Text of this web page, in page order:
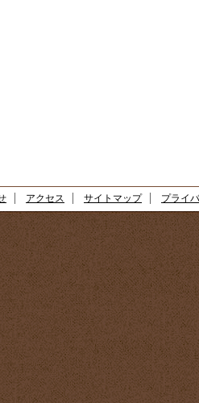
アクセス サイトマップ プライ